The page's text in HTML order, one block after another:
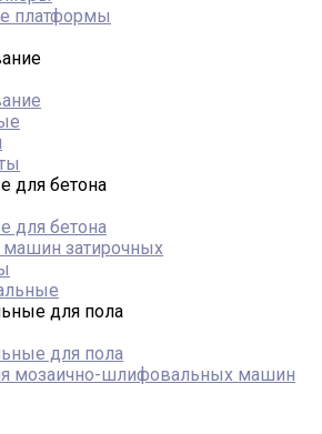
платформы
для бетона
для бетона
затирочных
для пола
для пола
мозаично-шлифовальных машин